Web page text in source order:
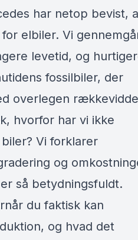
har netop bevist,
elbiler. Vi
levetid, og
fossilbiler, der
overlegen
hvorfor har vi ikke
Vi forklarer
og
så betydningsfuldt.
du faktisk kan
og hvad det